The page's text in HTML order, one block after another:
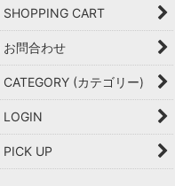
SHOPPING CART
お問合わせ
CATEGORY (カテゴリー)
LOGIN
PICK UP